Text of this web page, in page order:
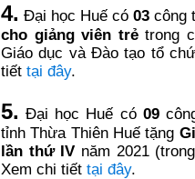
4. Đại học Huế có 03 công
cho giảng viên trẻtrong
Giáo dục và Đào tạo tổ
tiết tại đây.
5. Đại học Huế có 09
tỉnh Thừa Thiên Huế tặng
lần thứ IV năm 2021
Xem chi tiết tại đây.